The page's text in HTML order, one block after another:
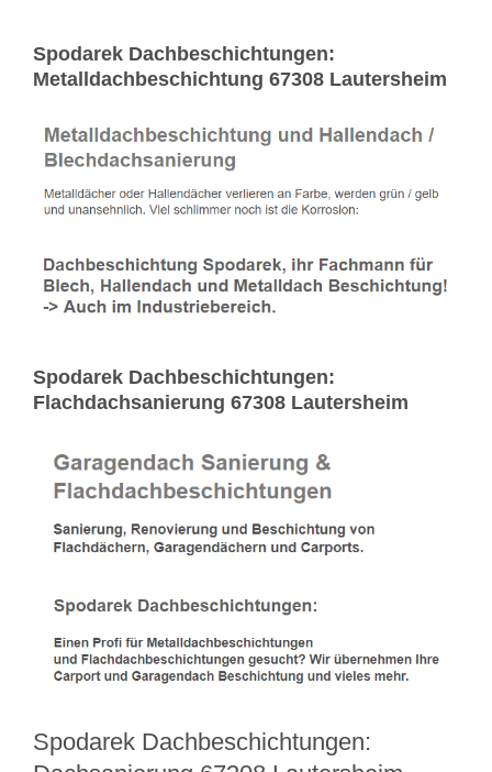
Spodarek Dachbeschichtungen:
Metalldachbeschichtung 67308 Lautersheim
Spodarek Dachbeschichtungen:
Flachdachsanierung 67308 Lautersheim
Spodarek Dachbeschichtungen: